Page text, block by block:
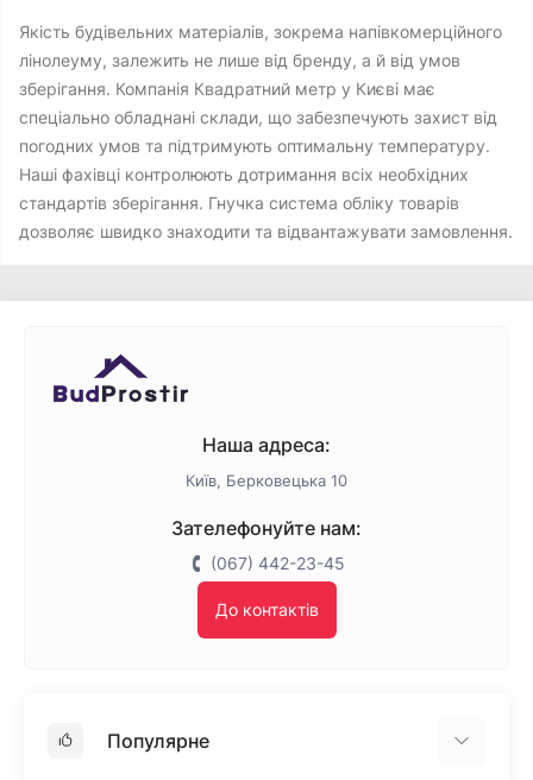
Якість будівельних матеріалів, зокрема напівкомерційного
лінолеуму, залежить не лише від бренду, а й від умов
зберігання. Компанія Квадратний метр у Києві має
спеціально обладнані склади, що забезпечують захист від
погодних умов та підтримують оптимальну температуру.
Наші фахівці контролюють дотримання всіх необхідних
стандартів зберігання. Гнучка система обліку товарів
дозволяє швидко знаходити та відвантажувати замовлення.
Наша адреса:
Київ, Берковецька 10
Зателефонуйте нам:
(067) 442-23-45
До контактів
Популярне